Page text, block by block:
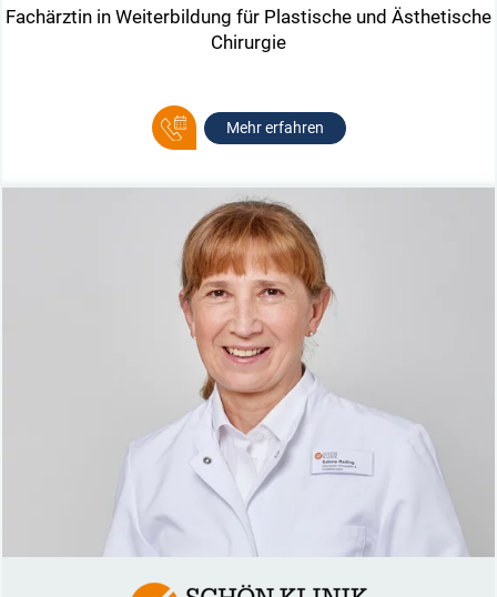
Fachärztin in Weiterbildung für Plastische und Ästhetische
Chirurgie
Mehr erfahren